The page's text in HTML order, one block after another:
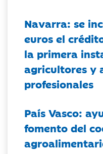
Navarra: se
euros el
la primera
agricultores y
profesionales
País Vasco:
fomento del